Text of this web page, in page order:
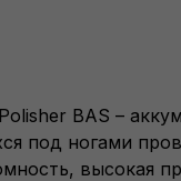
Polisher BAS –
под ногами
высокая